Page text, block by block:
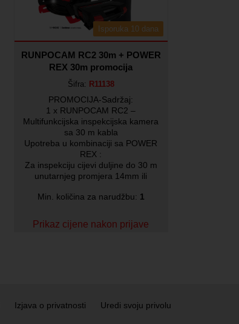
Isporuka 10 dana
RUNPOCAM RC2 30m + POWER
REX 30m promocija
Šifra: R11138
PROMOCIJA-Sadržaj:
1 x RUNPOCAM RC2 –
Multifunkcijska inspekcijska kamera
sa 30 m kabla
Upotreba u kombinaciji sa POWER
REX :
Za inspekciju cijevi duljine do 30 m
unutarnjeg promjera 14mm ili
Min. količina za narudžbu: 1
Prikaz cijene nakon prijave
Izjava o privatnosti Uredi svoju privolu